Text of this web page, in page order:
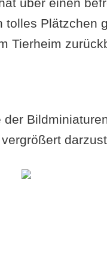
tolles Plätzchen
Tierheim